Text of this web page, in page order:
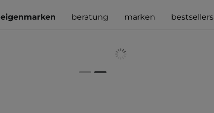
Versand nach Deutschland und Österreich
Lieferung in 1-2 Tagen
Empfehle uns weiter und sammle noch mehr Punkte
eigenmarken beratung marken bestsellers